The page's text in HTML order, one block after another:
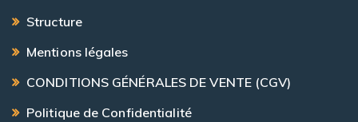
Structure
Mentions légales
CONDITIONS GÉNÉRALES DE VENTE (CGV)
Politique de Confidentialité